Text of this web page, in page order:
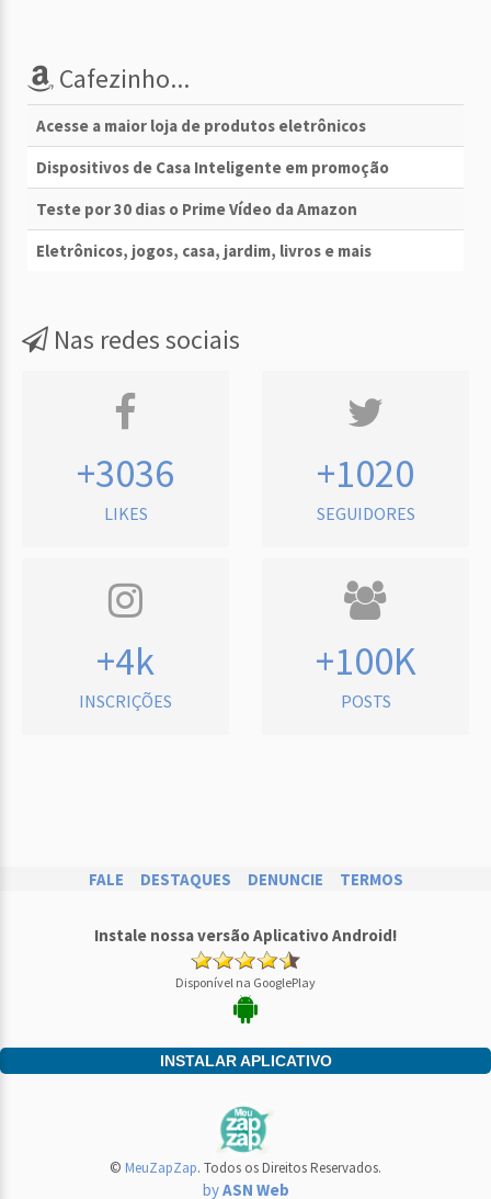
Cafezinho...
Acesse a maior loja de produtos eletrônicos
Dispositivos de Casa Inteligente em promoção
Teste por 30 dias o Prime Vídeo da Amazon
Eletrônicos, jogos, casa, jardim, livros e mais
Nas redes sociais
+3036
LIKES
+1020
SEGUIDORES
+4k
INSCRIÇÕES
+100K
POSTS
FALE DESTAQUES DENUNCIE TERMOS
Instale nossa versão Aplicativo Android!
Disponível na GooglePlay
INSTALAR APLICATIVO
© MeuZapZap. Todos os Direitos Reservados.
byASN Web